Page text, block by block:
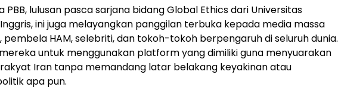
PBB, lulusan pasca sarjana bidang Global Ethics dari Universitas
ini juga melayangkan panggilan terbuka kepada media massa
pembela HAM, selebriti, dan tokoh-tokoh berpengaruh di seluruh dunia.
untuk menggunakan platform yang dimiliki guna menyuarakan
Iran tanpa memandang latar belakang keyakinan atau
apa pun.